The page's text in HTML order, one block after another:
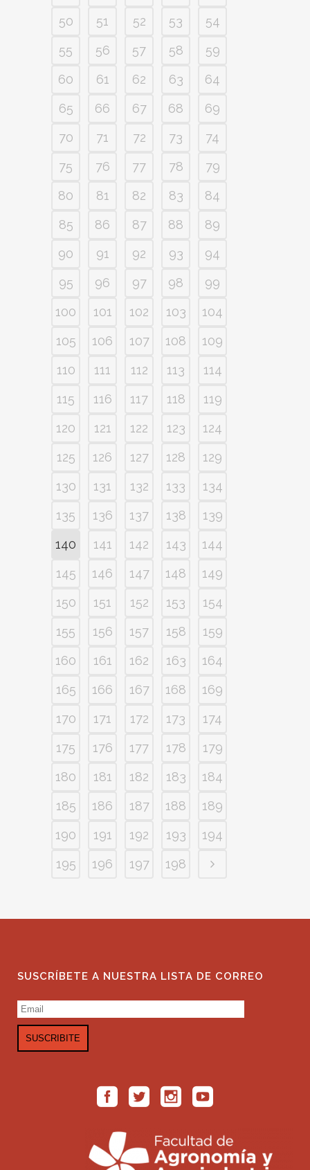
50
51 52 53
54
55
56 57 58
59
60
61 62 63
64
65
66 67 68
69
70
71 72 73
74
75
76 77 78
79
80
81 82 83
84
85
86 87 88
89
90
91 92 93
94
95
96 97 98
99
100
101 102 103
104
105
106 107 108
109
110
111 112 113
114
115
116 117 118
119
120
121 122 123
124
125
126 127 128
129
130
131 132 133
134
135
136 137 138
139
140
141 142 143
144
145
146 147 148
149
150
151 152 153
154
155
156 157 158
159
160
161 162 163
164
165
166 167 168
169
170
171 172 173
174
175
176 177 178
179
180
181 182 183
184
185
186 187 188
189
190
191 192 193
194
195
196 197 198
SUSCRÍBETE A NUESTRA LISTA DE CORREO